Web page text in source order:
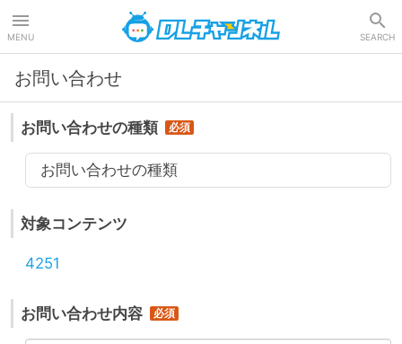
MENU SEARCH
お問い合わせ
お問い合わせの種類
お問い合わせの種類
対象コンテンツ
4251
お問い合わせ内容